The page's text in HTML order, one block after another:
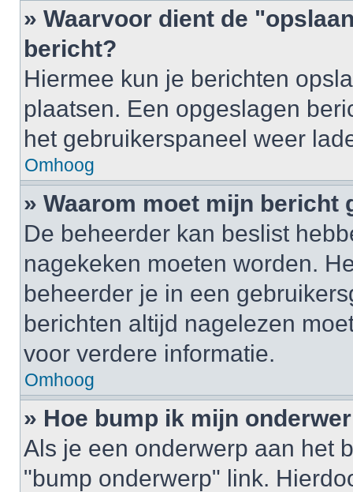
» Waarvoor dient de
bericht?
Hiermee kun je berichten
plaatsen. Een opgeslagen
het gebruikerspaneel weer
Omhoog
» Waarom moet mijn bericht
De beheerder kan beslist
nagekeken moeten worden.
beheerder je in een
berichten altijd nagelezen
voor verdere informatie.
Omhoog
» Hoe bump ik mijn
Als je een onderwerp aan het
"bump onderwerp" link.